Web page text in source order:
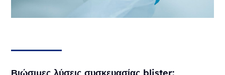
Βιώσιμες λύσεις συσκευασίας blister: